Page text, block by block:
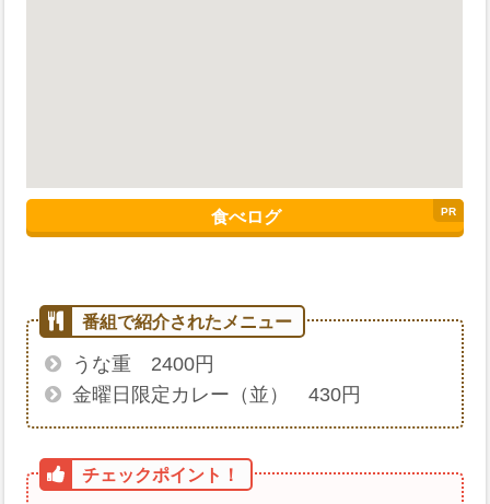
食べログ
うな重 2400円
金曜日限定カレー（並） 430円